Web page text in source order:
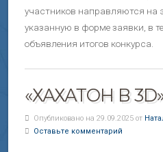
участников направляются на
указанную в форме заявки, в
объявления итогов конкурса.
«ХАХАТОН В
Опубликовано на 29.09.2025 от
Оставьте комментарий